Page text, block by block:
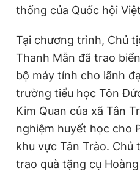
thống của Quốc hội
Tại chương trình, Chủ
Thanh Mẫn đã trao
bộ máy tính cho lãnh
trường tiểu học Tôn
Kim Quan của xã Tân
nghiệm huyết học cho
khu vực Tân Trào. Chủ
trao quà tặng cụ